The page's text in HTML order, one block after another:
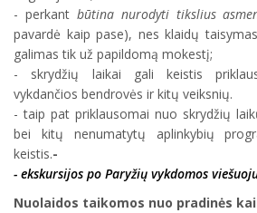
- perkant būtina nurodyti tikslius
pavardė kaip pase), nes klaidų
galimas tik už papildomą mokestį;
- skrydžių laikai gali keistis
vykdančios bendrovės ir kitų veiksnių.
- taip pat priklausomai nuo skrydžių
bei kitų nenumatytų aplinkybių
keistis.-
- ekskursijos po Paryžių vykdomos
Nuolaidos taikomos nuo pradinės